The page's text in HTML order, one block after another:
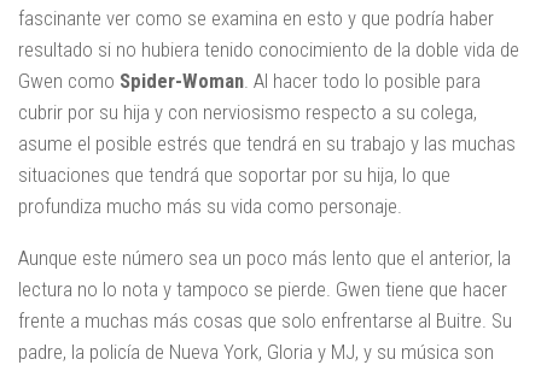
fascinante ver como se examina en esto y que podría haber
resultado si no hubiera tenido conocimiento de la doble vida de
Gwen como Spider-Woman . Al hacer todo lo posible para
cubrir por su hija y con nerviosismo respecto a su colega,
asume el posible estrés que tendrá en su trabajo y las muchas
situaciones que tendrá que soportar por su hija, lo que
profundiza mucho más su vida como personaje.
Aunque este número sea un poco más lento que el anterior, la
lectura no lo nota y tampoco se pierde. Gwen tiene que hacer
frente a muchas más cosas que solo enfrentarse al Buitre. Su
padre, la policía de Nueva York, Gloria y MJ, y su música son